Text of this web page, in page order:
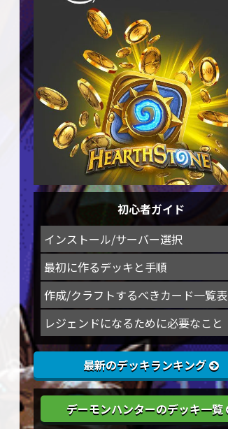
初心者ガイド
インストール/サーバー選択
最初に作るデッキと手順
作成/クラフトするべきカード一覧表
レジェンドになるために必要なこと
最新のデッキランキング
デーモンハンターのデッキ一覧